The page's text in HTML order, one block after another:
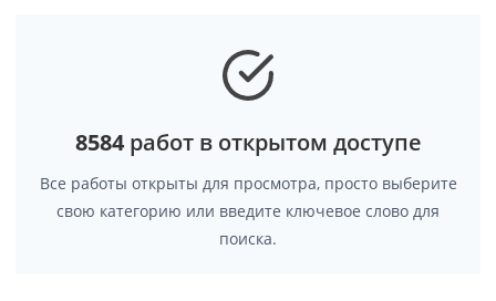
8584работ в открытом доступе
Все работы открыты для просмотра, просто выберите
свою категорию или введите ключевое слово для
поиска.